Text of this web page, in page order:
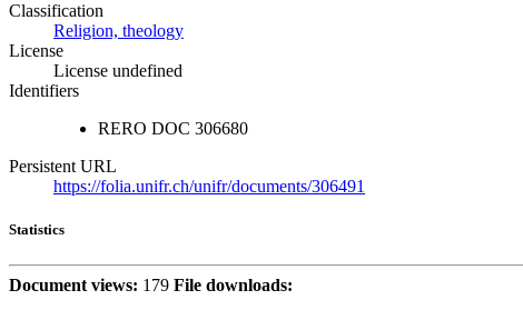
Classification
Religion, theology
License
License undefined
Identifiers
RERO DOC 306680
Persistent URL
https://folia.unifr.ch/unifr/documents/306491
Statistics
Document views: 179 File downloads: